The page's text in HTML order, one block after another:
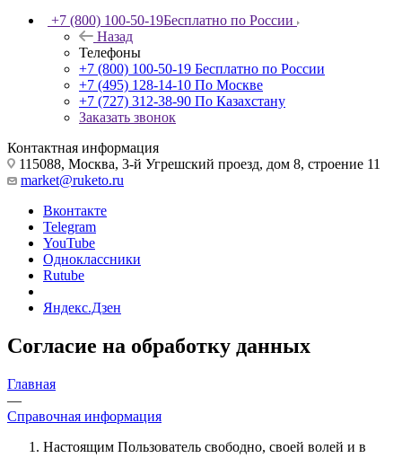
+7 (800) 100-50-19Бесплатно по России
Назад
Телефоны
+7 (800) 100-50-19 Бесплатно по России
+7 (495) 128-14-10 По Москве
+7 (727) 312-38-90 По Казахстану
Заказать звонок
Контактная информация
115088, Москва, 3-й Угрешский проезд, дом 8, строение 11
market@ruketo.ru
Вконтакте
Telegram
YouTube
Одноклассники
Rutube
Яндекс.Дзен
Согласие на обработку данных
Главная
—
Справочная информация
Настоящим Пользователь свободно, своей волей и в